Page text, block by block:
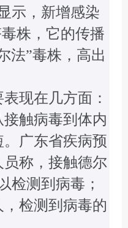
，新增感染
株，它的传播
法”毒株，高出
现在几方面：
触病毒到体内
广东省疾病预
称，接触德尔
检测到病毒；
检测到病毒的